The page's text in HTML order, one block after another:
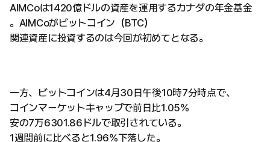
AIMCoは1420億ドルの資産を運用するカナダの年金基金
。AIMCoがビットコイン（BTC）
関連資産に投資するのは今回が初めてとなる。
一方、ビットコインは4月30日午後10時7分時点で、
コインマーケットキャップで前日比1.05%
安の7万6301.86ドルで取引されている。
1週間前に比べると1.96%下落した。